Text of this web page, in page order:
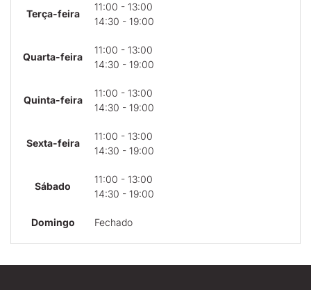
Terça-feira
11:00 - 13:00
14:30 - 19:00
Quarta-feira
11:00 - 13:00
14:30 - 19:00
Quinta-feira
11:00 - 13:00
14:30 - 19:00
Sexta-feira
11:00 - 13:00
14:30 - 19:00
Sábado
11:00 - 13:00
14:30 - 19:00
Domingo Fechado